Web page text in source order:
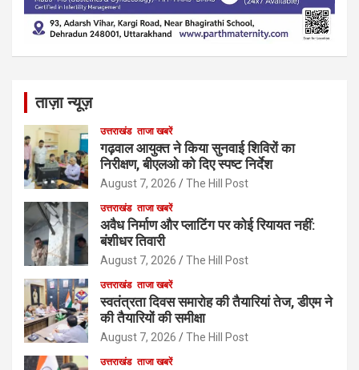
ताज़ा न्यूज़
उत्तराखंड ताजा खबरें
गढ़वाल आयुक्त ने किया सुनवाई शिविरों का
निरीक्षण, बीएलओ को दिए स्पष्ट निर्देश
August 7, 2026 The Hill Post
उत्तराखंड ताजा खबरें
अवैध निर्माण और प्लाटिंग पर कोई रियायत नहीं:
बंशीधर तिवारी
August 7, 2026 The Hill Post
उत्तराखंड ताजा खबरें
स्वतंत्रता दिवस समारोह की तैयारियां तेज, डीएम ने
की तैयारियों की समीक्षा
August 7, 2026 The Hill Post
उत्तराखंड ताजा खबरें